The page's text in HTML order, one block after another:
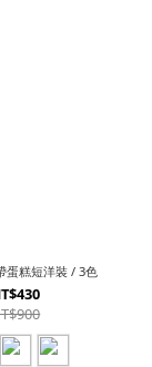
蛋糕短洋裝 / 3色